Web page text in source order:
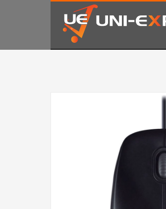
KAKO NARUČITI
Prijavite se ili registrujte.